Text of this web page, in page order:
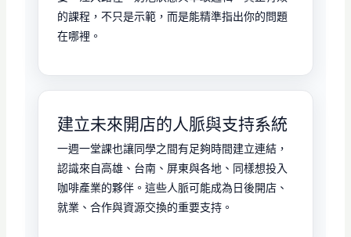
的課程，不只是示範，而是能精準指出你的問題
在哪裡。
建立未來開店的人脈與支持系統
一週一堂課也讓同學之間有足夠時間建立連結，
認識來自高雄、台南、屏東與各地、同樣想投入
咖啡產業的夥伴。這些人脈可能成為日後開店、
就業、合作與資源交換的重要支持。